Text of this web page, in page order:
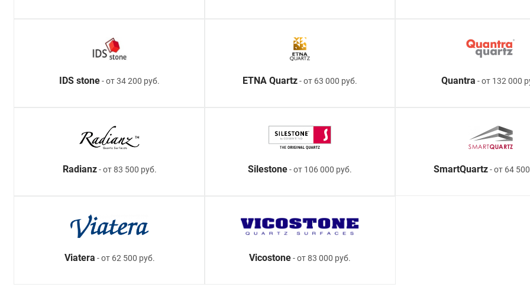
IDS stone- от 34 200 руб. ETNA Quartz- от 63 000 руб. Quantra - от 132 000
Radianz- от 83 500 руб. Silestone- от 106 000 руб. SmartQuartz- от 64
Viatera - от 62 500 руб. Vicostone- от 83 000 руб.